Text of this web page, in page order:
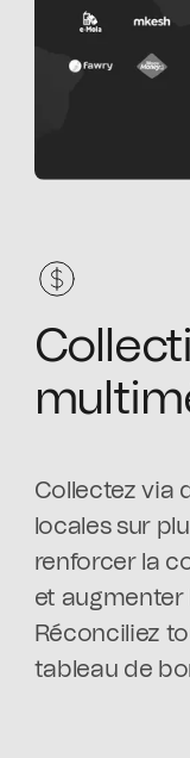
Collectez via
locales sur
renforcer la
et augmenter
Réconciliez
tableau de